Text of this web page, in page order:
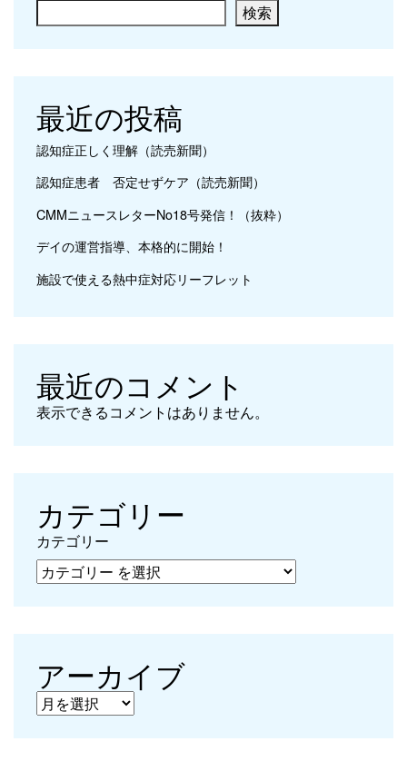
検索
最近の投稿
認知症正しく理解（読売新聞）
認知症患者 否定せずケア（読売新聞）
CMMニュースレターNo18号発信！（抜粋）
デイの運営指導、本格的に開始！
施設で使える熱中症対応リーフレット
最近のコメント
表示できるコメントはありません。
カテゴリー
カテゴリー
アーカイブ
アーカイブ